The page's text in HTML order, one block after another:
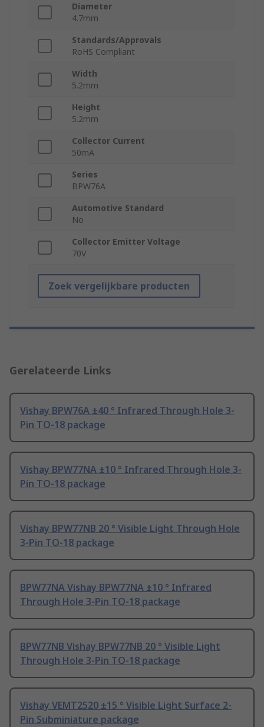
Diameter
4.7mm
Standards/Approvals
RoHS Compliant
Width
5.2mm
Height
5.2mm
Collector Current
50mA
Series
BPW76A
Automotive Standard
No
Collector Emitter Voltage
70V
Zoek vergelijkbare producten
Gerelateerde Links
Vishay BPW76A ±40 ° Infrared Through Hole 3-
Pin TO-18 package
Vishay BPW77NA ±10 ° Infrared Through Hole 3-
Pin TO-18 package
Vishay BPW77NB 20 ° Visible Light Through Hole
3-Pin TO-18 package
BPW77NA Vishay BPW77NA ±10 ° Infrared
Through Hole 3-Pin TO-18 package
BPW77NB Vishay BPW77NB 20 ° Visible Light
Through Hole 3-Pin TO-18 package
Vishay VEMT2520 ±15 ° Visible Light Surface 2-
Pin Subminiature package